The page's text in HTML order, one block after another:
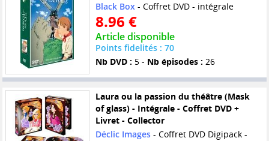
Black Box- Coffret DVD - intégrale
8.96 €
Article disponible
Points fidelités : 70
Nb DVD : 5 - Nb épisodes : 26
Laura ou la passion du théâtre (Mask
of glass) - Intégrale - Coffret DVD +
Livret - Collector
Déclic Images- Coffret DVD Digipack -